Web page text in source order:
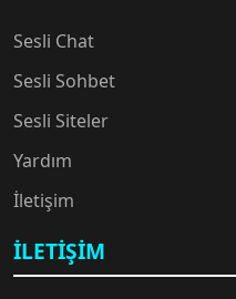
Sesli Chat
Sesli Sohbet
Sesli Siteler
Yardım
İletişim
İLETIŞIM